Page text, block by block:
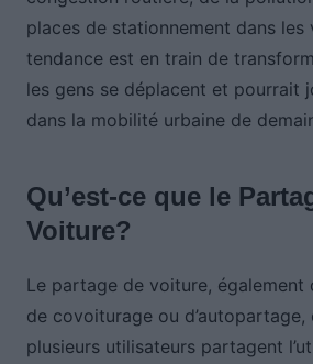
places de stationnement dans les
tendance est en train de
les gens se déplacent et pourrait
dans la mobilité urbaine de
Qu’est-ce que le
Voiture?
Le partage de voiture, également
de covoiturage ou
plusieurs utilisateurs partagent